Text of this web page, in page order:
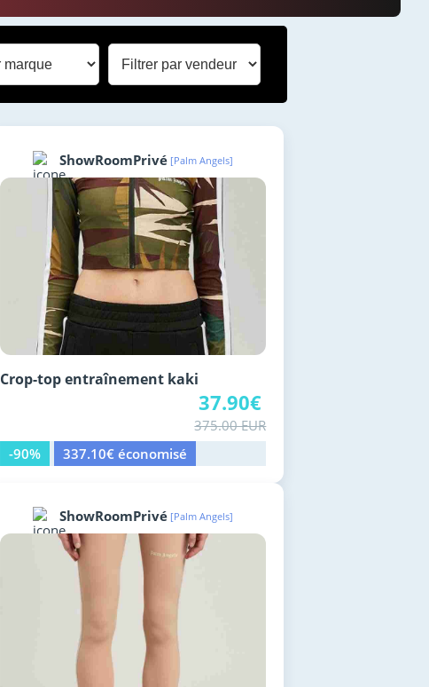
ShowRoomPrivé [Palm Angels]
Crop-top entraînement kaki
37.90€
375.00 EUR
-90%
337.10€ économisé
ShowRoomPrivé [Palm Angels]